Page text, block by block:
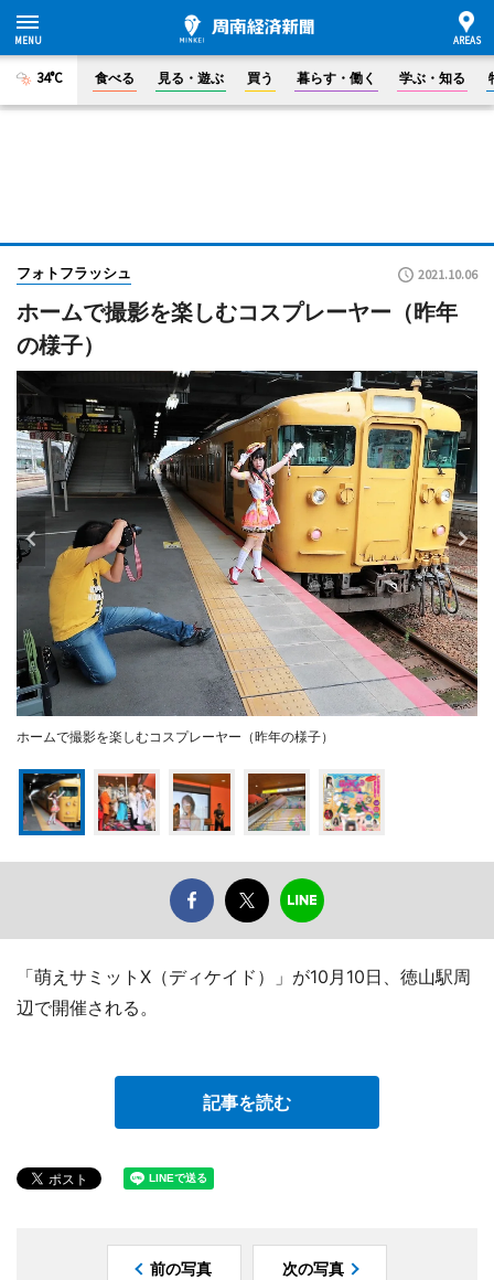
34°C 食べる 見る・遊ぶ 買う 暮らす・働く 学ぶ・知る
フォトフラッシュ 2021.10.06
ホームで撮影を楽しむコスプレーヤー（昨年
の様子）
ホームで撮影を楽しむコスプレーヤー（昨年の様子）
「萌えサミットX（ディケイド）」が10月10日、徳山駅周
辺で開催される。
記事を読む
前の写真 次の写真